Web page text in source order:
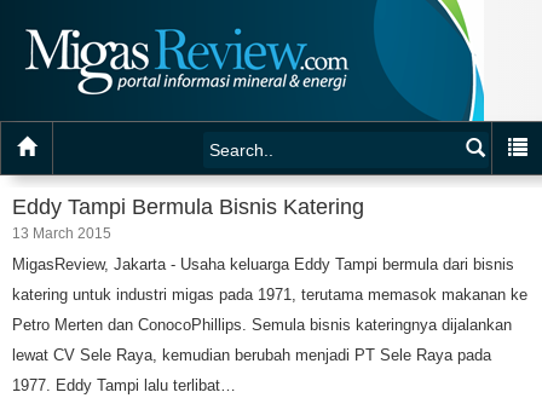
Eddy Tampi Bermula Bisnis Katering
13 March 2015
MigasReview, Jakarta - Usaha keluarga Eddy Tampi bermula dari bisnis
katering untuk industri migas pada 1971, terutama memasok makanan ke
Petro Merten dan ConocoPhillips. Semula bisnis kateringnya dijalankan
lewat CV Sele Raya, kemudian berubah menjadi PT Sele Raya pada
1977. Eddy Tampi lalu terlibat…